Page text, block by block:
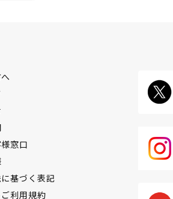
窓口
基づく表記
利用規約